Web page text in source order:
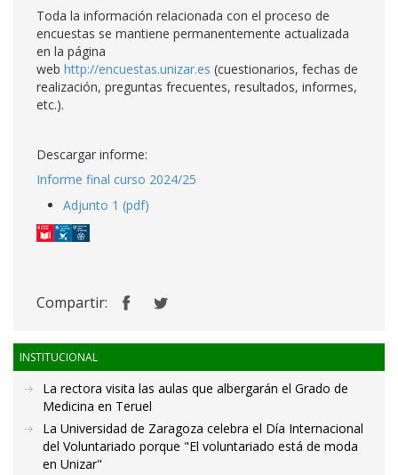
Toda la información relacionada con el proceso de
encuestas se mantiene permanentemente actualizada
en la página
web http://encuestas.unizar.es (cuestionarios, fechas de
realización, preguntas frecuentes, resultados, informes,
etc.).
Descargar informe:
Informe final curso 2024/25
Adjunto 1 (pdf)
Compartir:
INSTITUCIONAL
La rectora visita las aulas que albergarán el Grado de
Medicina en Teruel
La Universidad de Zaragoza celebra el Día Internacional
del Voluntariado porque "El voluntariado está de moda
en Unizar"